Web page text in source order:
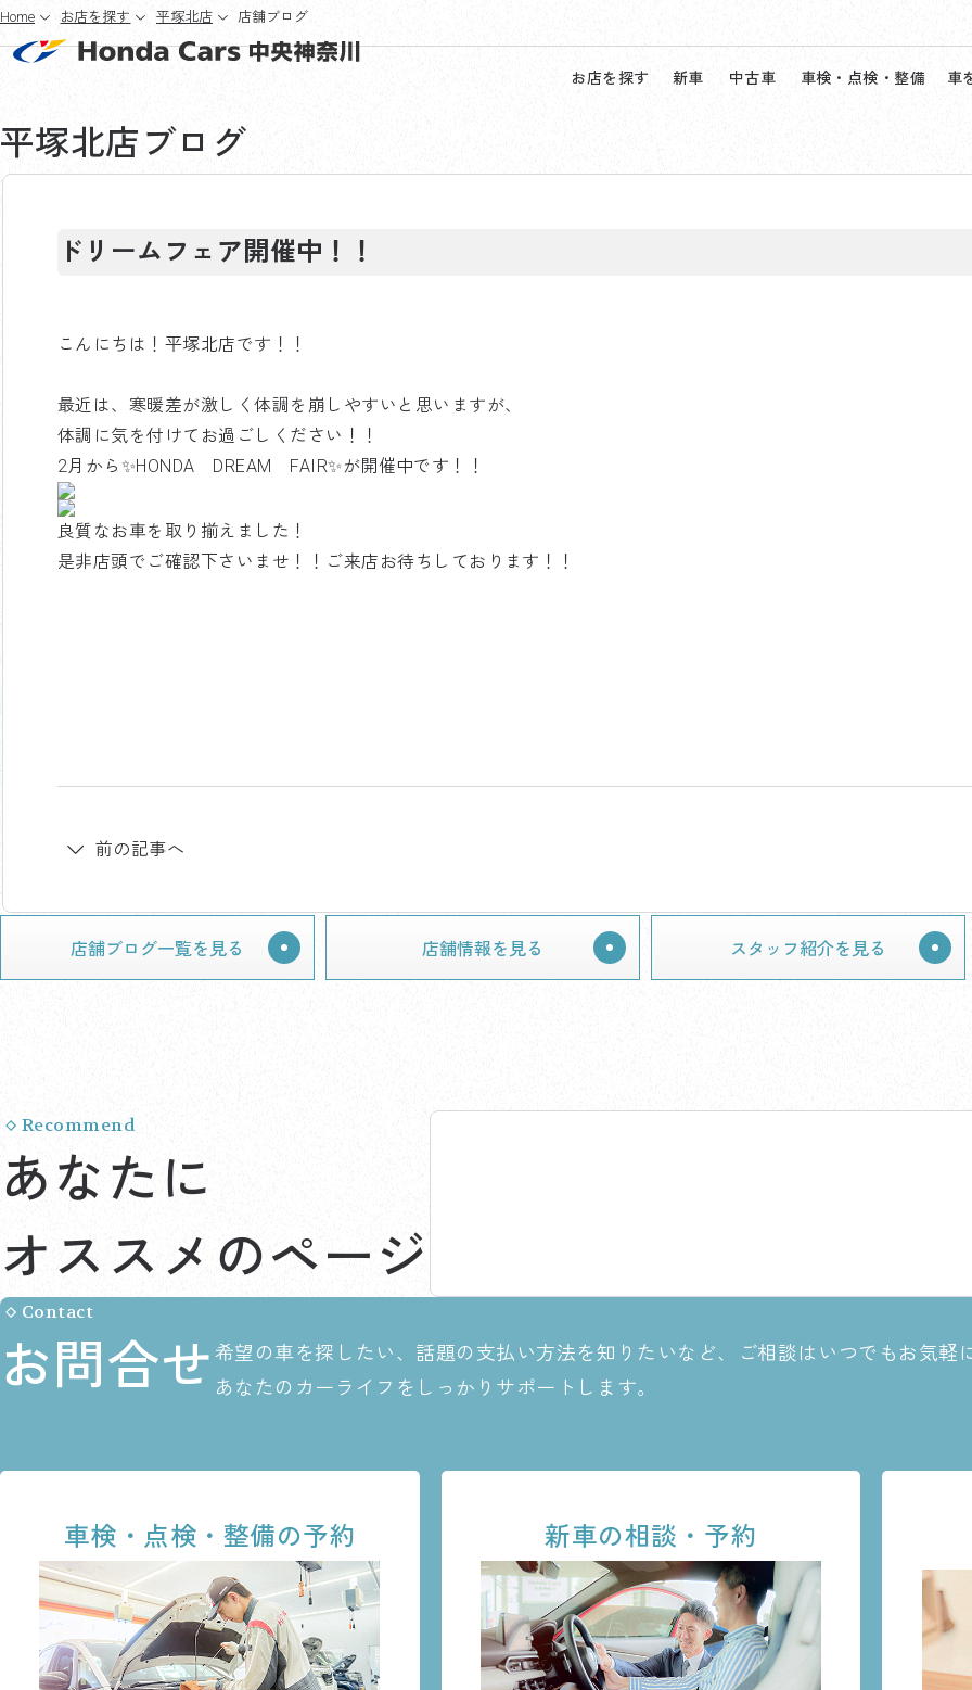
お店を探す 新車 中古車 車検・点検・整備 車
Home お店を探す 平塚北店 店舗ブログ
平塚北店 ブログ
ドリームフェア開催中！！
こんにちは！平塚北店です！！
最近は、寒暖差が激しく体調を崩しやすいと思いますが、
体調に気を付けてお過ごしください！！
2月から✨HONDA DREAM FAIR✨が開催中です！！
良質なお車を取り揃えました！
是非店頭でご確認下さいませ！！ご来店お待ちしております！！
前の記事へ
店舗ブログ一覧を見る 店舗情報を見る スタッフ紹介を見る
Recommend
あなたに
オススメのページ
Contact
お問合せ 希望の車を探したい、話題の支払い方法を知りたいなど、ご相談はいつでもお気軽
あなたのカーライフをしっかりサポートします。
車検・点検・整備の予約 新車の相談・予約